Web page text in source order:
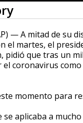
— A mitad de su
el martes, el
pidió que tras un
el coronavirus
momento para
se aplicaba a